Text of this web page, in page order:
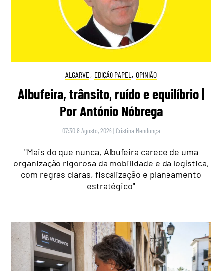
ALGARVE, EDIÇÃO PAPEL , OPINIÃO
Albufeira, trânsito, ruído e equilíbrio |
Por António Nóbrega
07:30 8 Agosto, 2026 | Cristina Mendonça
"Mais do que nunca, Albufeira carece de uma
organização rigorosa da mobilidade e da logística,
com regras claras, fiscalização e planeamento
estratégico"